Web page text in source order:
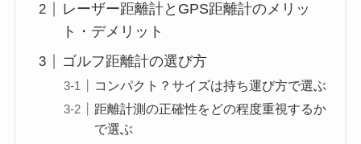
レーザー距離計とGPS距離計のメリッ
ト・デメリット
ゴルフ距離計の選び方
コンパクト？サイズは持ち運び方で選ぶ
距離計測の正確性をどの程度重視するか
で選ぶ